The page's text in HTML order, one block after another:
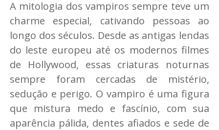
A mitologia dos vampiros sempre teve um
charme especial, cativando pessoas ao
longo dos séculos. Desde as antigas lendas
do leste europeu até os modernos filmes
de Hollywood, essas criaturas noturnas
sempre foram cercadas de mistério,
sedução e perigo. O vampiro é uma figura
que mistura medo e fascínio, com sua
aparência pálida, dentes afiados e sede de